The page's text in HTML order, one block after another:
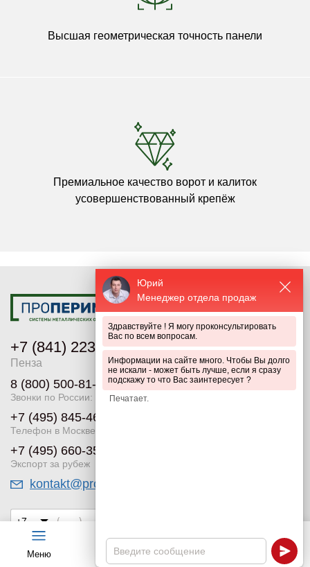
Меню Каталог Калькулятор Чат
Высшая геометрическая точность панели
Премиальное качество ворот и калиток
усовершенствованный крепёж
Юрий
Менеджер отдела продаж
Здравствуйте ! Я могу проконсультировать
Вас по всем вопросам.
Информации на сайте много. Чтобы Вы долго
не искали - может быть лучше, если я сразу
подскажу то что Вас заинтересует ?
+7 (841) 223-66-85
Пенза
8 (800) 500-81-59
Звонки по России:
+7 (495) 845-46-31
Телефон в Москве
+7 (495) 660-35-26
Экспорт за рубеж
kontakt@properimetr.ru
Согласен на обработку